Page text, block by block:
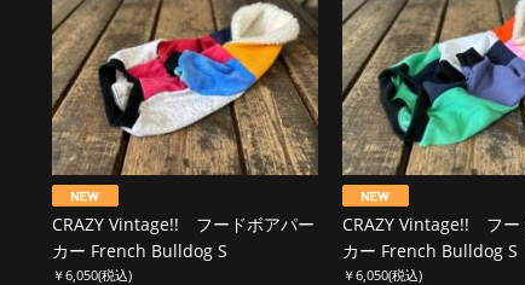
CRAZY Vintage!! フードボアパー
カー French Bulldog S
￥6,050(税込)
CRAZY Vintage!! フー
カー French Bulldog S
￥6,050(税込)